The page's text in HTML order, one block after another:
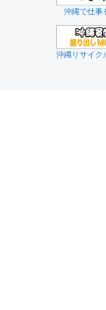
沖縄で仕事
沖縄リサイク